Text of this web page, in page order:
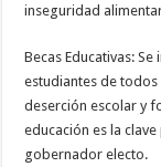
inseguridad
Becas Educativas:
estudiantes de todos
deserción escolar y
educación es la
gobernador electo.